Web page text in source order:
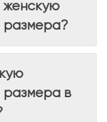
женскую
в